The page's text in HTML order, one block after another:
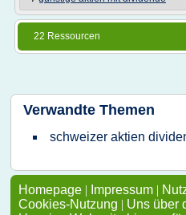
22 Ressourcen
Verwandte Themen
schweizer aktien
Homepage | Impressum |
Cookies-Nutzung | Uns über